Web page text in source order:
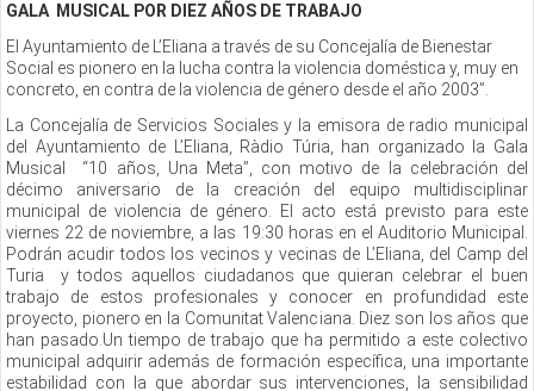
GALA MUSICAL POR DIEZ AÑOS DE TRABAJO
El Ayuntamiento de L’Eliana a través de su Concejalía de Bienestar
Social es pionero en la lucha contra la violencia doméstica y, muy en
concreto, en contra de la violencia de género desde el año 2003”.
La Concejalía de Servicios Sociales y la emisora de radio municipal
del Ayuntamiento de L’Eliana, Ràdio Túria, han organizado la Gala
Musical “10 años, Una Meta”, con motivo de la celebración del
décimo aniversario de la creación del equipo multidisciplinar
municipal de violencia de género. El acto está previsto para este
viernes 22 de noviembre, a las 19:30 horas en el Auditorio Municipal.
Podrán acudir todos los vecinos y vecinas de L’Eliana, del Camp del
Turia y todos aquellos ciudadanos que quieran celebrar el buen
trabajo de estos profesionales y conocer en profundidad este
proyecto, pionero en la Comunitat Valenciana. Diez son los años que
han pasado.Un tiempo de trabajo que ha permitido a este colectivo
municipal adquirir además de formación específica, una importante
estabilidad con la que abordar sus intervenciones, la sensibilidad